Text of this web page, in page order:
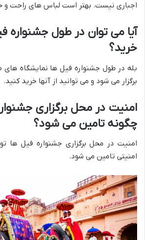
اجباری نیست. بهتر است لباس های راحت و
آیا می توان در طول جشنواره
خرید؟
بله در طول جشنواره فیل ها نمایشگاه
برگزار می شود و می توانید از آنها خرید کنید.
امنیت در محل برگزاری
چگونه تامین می شود؟
امنیت در محل برگزاری جشنواره فیل ها
امنیتی تامین می شود.